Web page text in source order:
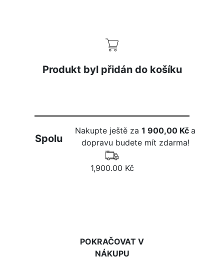
Produkt byl přidán do košíku
Spolu
Nakupte ještě za1 900,00 Kča
dopravu budete mít zdarma!
1,900.00 Kč
POKRAČOVAT V
NÁKUPU